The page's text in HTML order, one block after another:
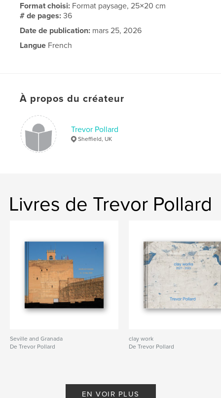
Format choisi: Format paysage, 25×20 cm
# de pages:36
Date de publication: mars 25, 2026
Langue French
À propos du créateur
Trevor Pollard
Sheffield, UK
Livres de Trevor Pollard
Seville and Granada
De Trevor Pollard
clay work
De Trevor Pollard
EN VOIR PLUS